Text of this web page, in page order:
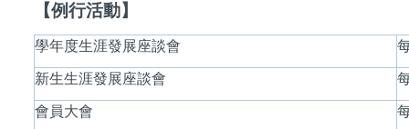
【例行活動】
學年度生涯發展座談會
新生生涯發展座談會
會員大會